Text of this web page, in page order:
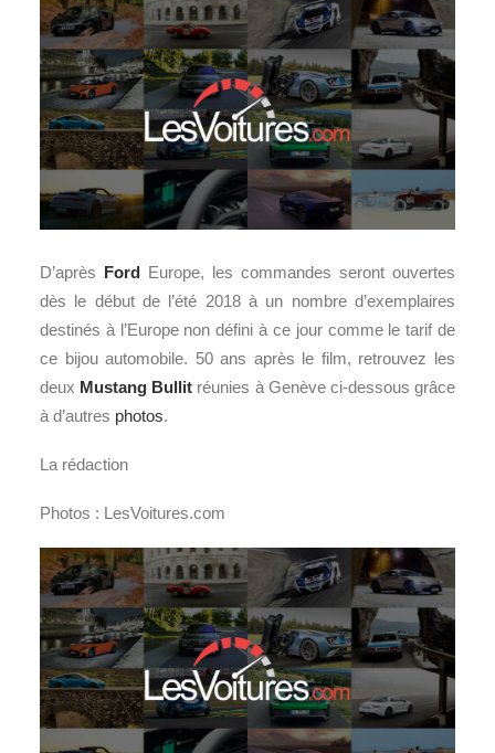
D’après Ford Europe, les commandes seront ouvertes
dès le début de l’été 2018 à un nombre d’exemplaires
destinés à l’Europe non défini à ce jour comme le tarif de
ce bijou automobile. 50 ans après le film, retrouvez les
deux Mustang Bullit réunies à Genève ci-dessous grâce
à d’autres photos.
La rédaction
Photos : LesVoitures.com